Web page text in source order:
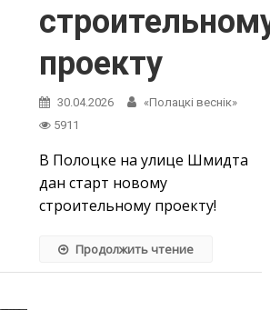
проекту
30.04.2026
«Полацкі веснік»
5911
В Полоцке на улице Шмидта
дан старт новому
строительному проекту!
Продолжить чтение